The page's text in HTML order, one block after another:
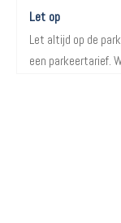
Let op
Let altijd op de
een parkeertarief.